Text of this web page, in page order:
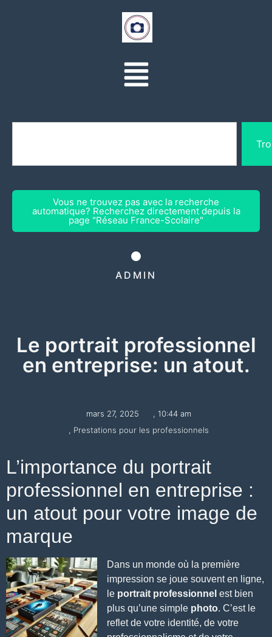
Vous ne trouvez pas avec la recherche
automatique? Recherchez directement depuis la
page "Réseau France-Scolaire"
ADMIN
Le portrait professionnel
en entreprise: un atout.
mars 27, 2025 , 10:44 am
, Prestations pour les professionnels
L’importance du portrait
professionnel en entreprise :
un atout pour votre image de
marque
Dans un monde où la première
impression se joue souvent en ligne,
le portrait professionnel est bien
plus qu’une simple photo. C’est le
reflet de votre identité, de votre